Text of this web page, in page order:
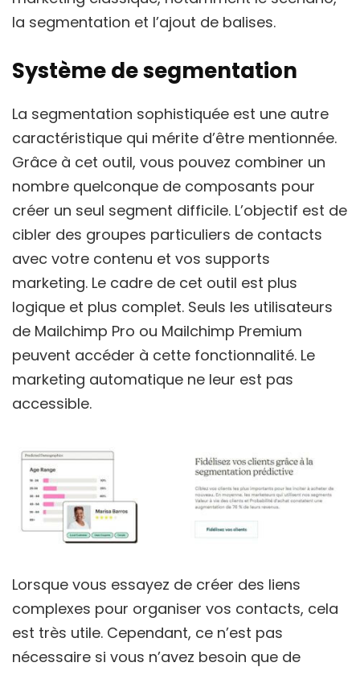
la segmentation et l’ajout de balises.
Système de segmentation
La segmentation sophistiquée est une autre
caractéristique qui mérite d’être mentionnée.
Grâce à cet outil, vous pouvez combiner un
nombre quelconque de composants pour
créer un seul segment difficile. L’objectif est de
cibler des groupes particuliers de contacts
avec votre contenu et vos supports
marketing. Le cadre de cet outil est plus
logique et plus complet. Seuls les utilisateurs
de Mailchimp Pro ou Mailchimp Premium
peuvent accéder à cette fonctionnalité. Le
marketing automatique ne leur est pas
accessible.
Lorsque vous essayez de créer des liens
complexes pour organiser vos contacts, cela
est très utile. Cependant, ce n’est pas
nécessaire si vous n’avez besoin que de